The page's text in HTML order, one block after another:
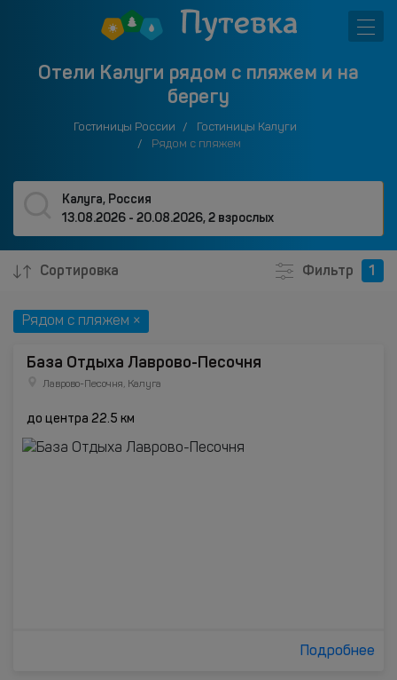
Отели Калуги рядом с пляжем и на
берегу
Гостиницы России
Гостиницы Калуги
Рядом с пляжем
Калуга, Россия
13.08.2026 - 20.08.2026,2 взрослых
Сортировка Фильтр 1
Рядом с пляжем ×
База Отдыха Лаврово-Песочня
Лаврово-Песочня, Калуга
до центра 22.5 км
Подробнее